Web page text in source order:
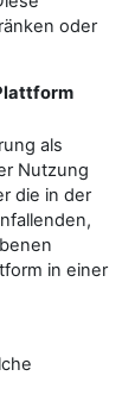
oder
als
Nutzung
die in der
in einer